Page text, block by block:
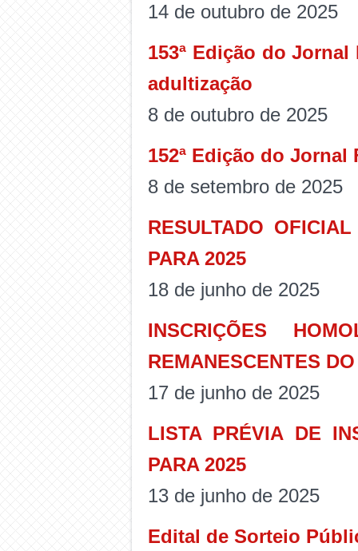
14 de outubro de 2025
153ª Edição do
adultização
8 de outubro de 2025
152ª Edição do
8 de setembro de 2025
RESULTADO
PARA 2025
18 de junho de 2025
INSCRIÇÕES
REMANESCENTES
17 de junho de 2025
LISTA PRÉVIA DE
PARA 2025
13 de junho de 2025
Edital de Sorteio